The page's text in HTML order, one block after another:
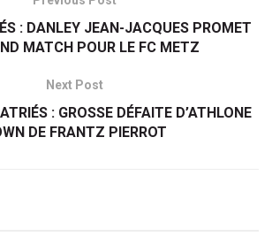
: DANLEY JEAN-JACQUES PROMET
MATCH POUR LE FC METZ
Next Post
: GROSSE DÉFAITE D’ATHLONE
DE FRANTZ PIERROT